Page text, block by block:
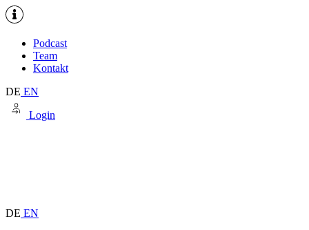
Podcast
Team
Kontakt
DE EN
Login
DE EN